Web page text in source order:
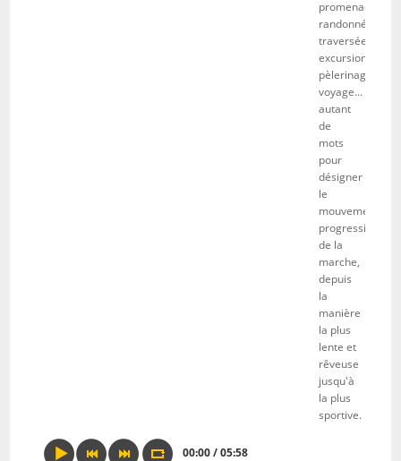
promenade,
randonnée,
traversée,
excursion,
pèlerinage,
voyage...
autant
de
mots
pour
désigner
le
mouvement
progressif
de la
marche,
depuis
la
manière
la plus
lente et
rêveuse
jusqu'à
la plus
sportive.
00:00 / 05:58